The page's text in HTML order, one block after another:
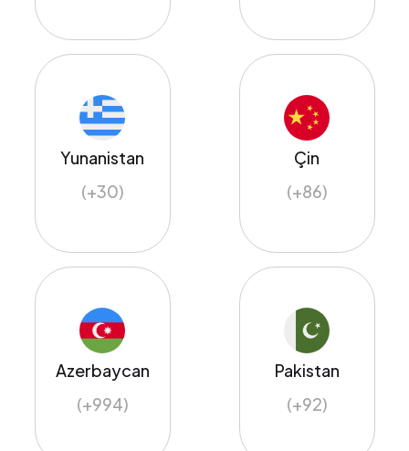
Yunanistan
(+30)
Çin
(+86)
Azerbaycan
(+994)
Pakistan
(+92)